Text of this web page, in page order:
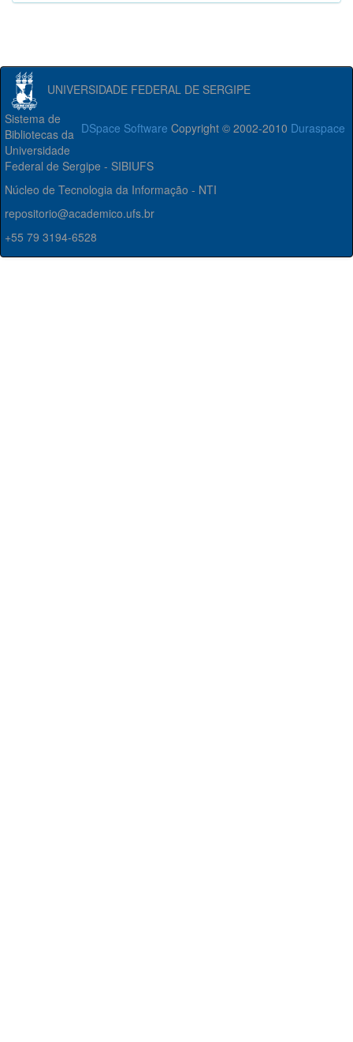
UNIVERSIDADE FEDERAL DE SERGIPE
DSpace Software Copyright © 2002-2010 Duraspace
Sistema de
Bibliotecas da
Universidade
Federal de Sergipe - SIBIUFS
Núcleo de Tecnologia da Informação - NTI
repositorio@academico.ufs.br
+55 79 3194-6528